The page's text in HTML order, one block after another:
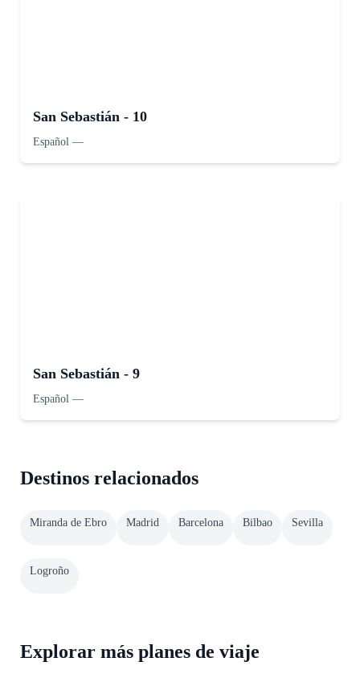
San Sebastián - 10
Español —
San Sebastián - 9
Español —
Destinos relacionados
Miranda de Ebro Madrid Barcelona Bilbao Sevilla
Logroño
Explorar más planes de viaje